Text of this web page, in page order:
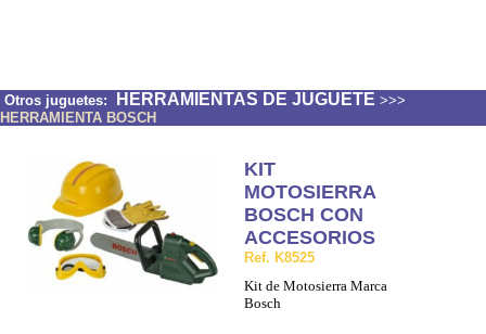
Otros juguetes: HERRAMIENTAS DE JUGUETE >>>
HERRAMIENTA BOSCH
KIT
MOTOSIERRA
BOSCH CON
ACCESORIOS
Ref. K8525
Kit de Motosierra Marca
Bosch